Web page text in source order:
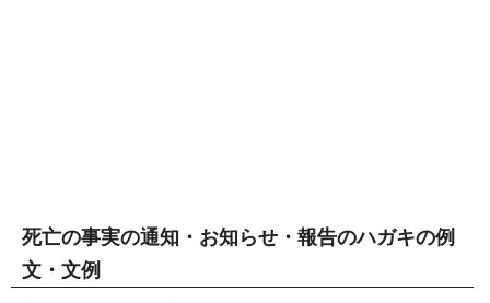
死亡の事実の通知・お知らせ・報告のハガキの例
文・文例